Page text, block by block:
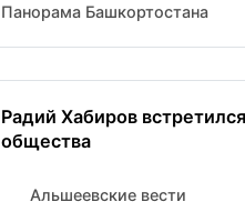
Панорама Башкортостана
Радий Хабиров
общества
Альшеевские вести